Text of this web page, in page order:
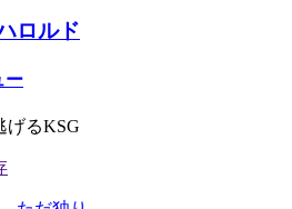
ロルド
ー
げるKSG